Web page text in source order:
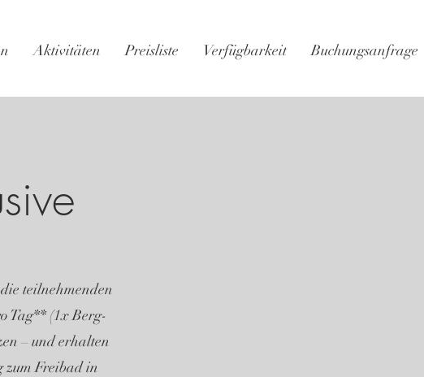
Aktivitäten Preisliste Verfügbarkeit Buchungsanfrage
teilnehmenden
Tag** (1x Berg-
– und erhalten
zum Freibad in